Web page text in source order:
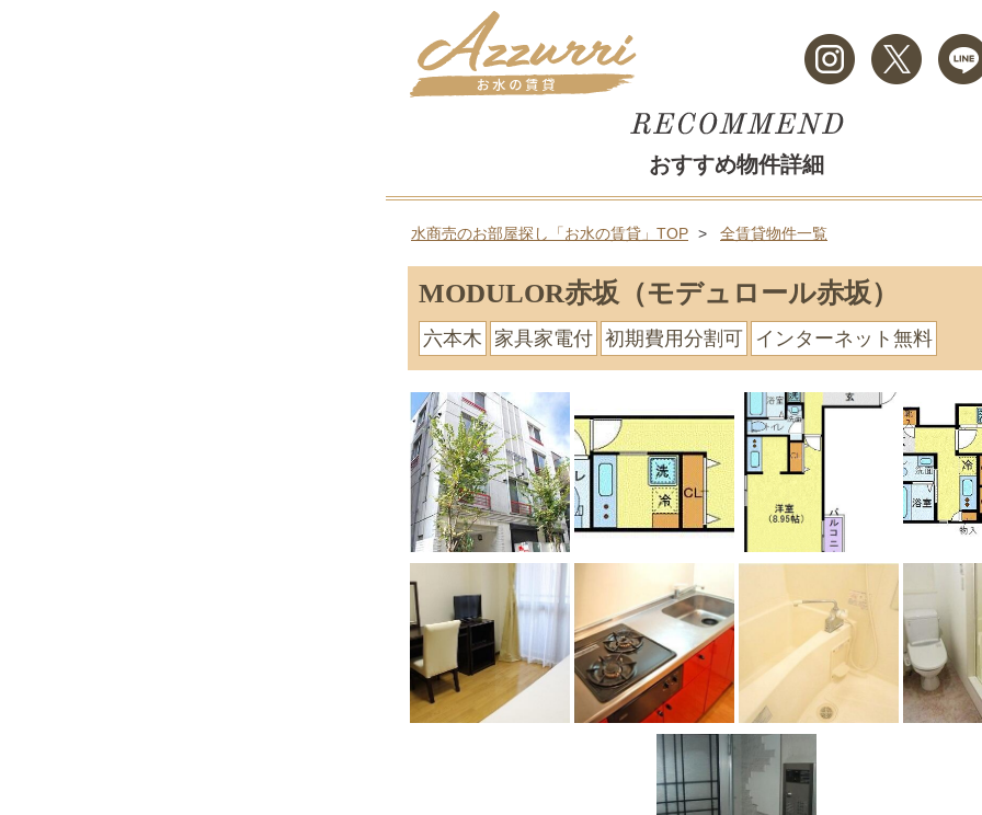
おすすめ物件詳細
水商売のお部屋探し「お水の賃貸」TOP 全賃貸物件一覧
MODULOR赤坂（モデュロール赤坂）
六本木 家具家電付 初期費用分割可 インターネット無料